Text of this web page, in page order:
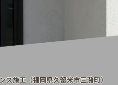
ス施工（福岡県久留米市三潴町）